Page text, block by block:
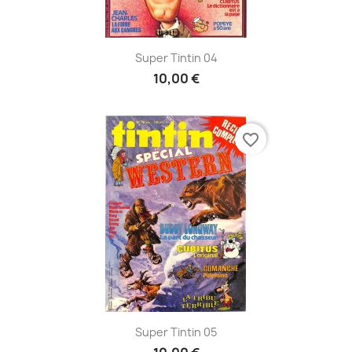
Super Tintin 04
10,00 €
Super Tintin 05
favorite_border